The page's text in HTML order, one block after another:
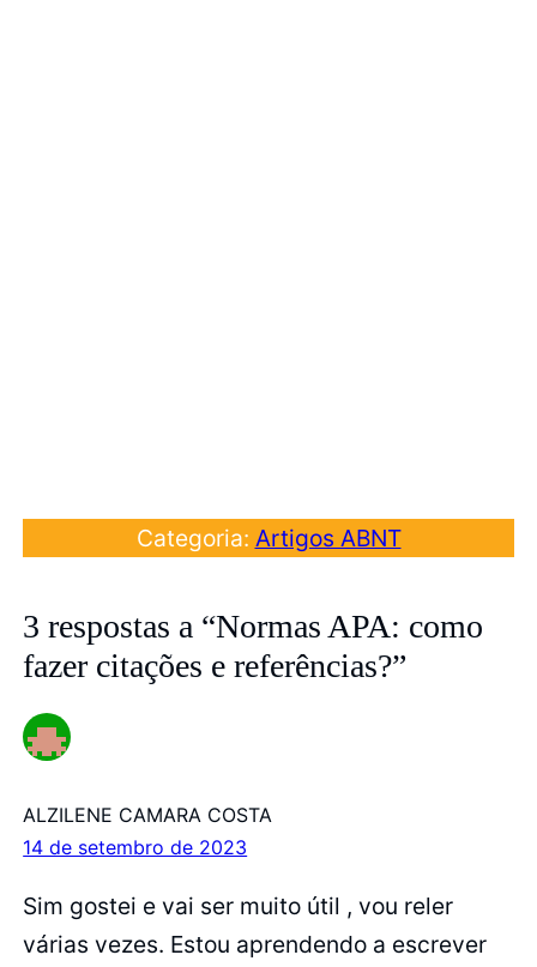
Categoria: Artigos ABNT
3 respostas a “Normas APA: como
fazer citações e referências?”
ALZILENE CAMARA COSTA
14 de setembro de 2023
Sim gostei e vai ser muito útil , vou reler
várias vezes. Estou aprendendo a escrever